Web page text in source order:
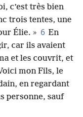
c’est très bien
trois tentes, une
Élie. » 6 En
car ils avaient
et les couvrit, et
mon Fils, le
en regardant
personne, sauf